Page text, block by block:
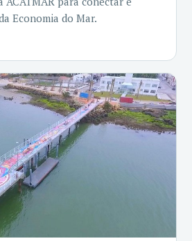
Economia do Mar.